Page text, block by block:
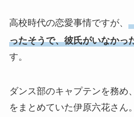
高校時代の恋愛事情ですが、
ったそうで、彼氏がいなかっ
す。
ダンス部のキャプテンを務め
をまとめていた伊原六花さん。